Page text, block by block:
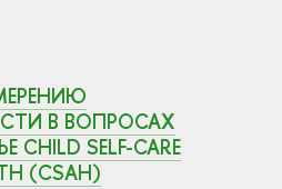
В ВОПРОСАХ
SELF-CARE
(CSAH)